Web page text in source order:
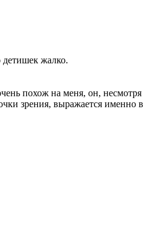
детишек жалко.
похож на меня, он, несмотря
зрения, выражается именно в